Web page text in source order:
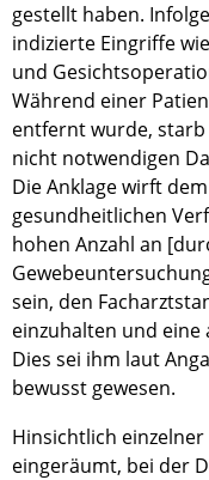
gestellt haben.
indizierte Eingriffe
und
Während einer
entfernt wurde,
nicht notwendigen
Die Anklage wirft
gesundheitlichen
hohen Anzahl an
sein, den
einzuhalten und eine
Dies sei ihm laut
bewusst gewesen.
Hinsichtlich
eingeräumt, bei der